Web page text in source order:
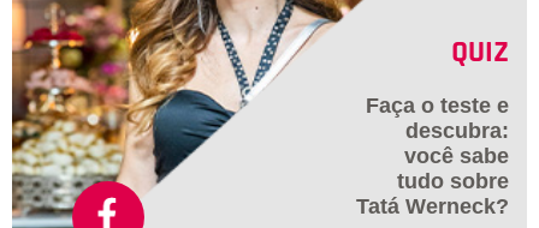
QUIZ
Faça o teste e
descubra:
você sabe
tudo sobre
Tatá Werneck?